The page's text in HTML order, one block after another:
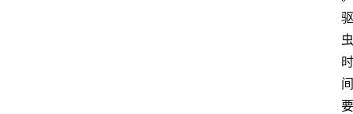
驱
虫
时
间
要